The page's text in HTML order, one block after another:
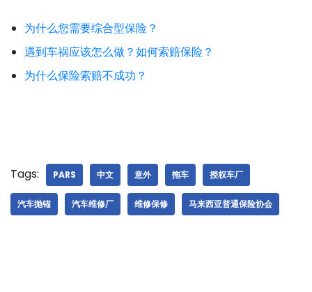
为什么您需要综合型保险？
遇到车祸应该怎么做？如何索赔保险？
为什么保险索赔不成功？
Tags: PARS 中文 意外 拖车 授权车厂
汽车抛锚 汽车维修厂 维修保修 马来西亚普通保险协会